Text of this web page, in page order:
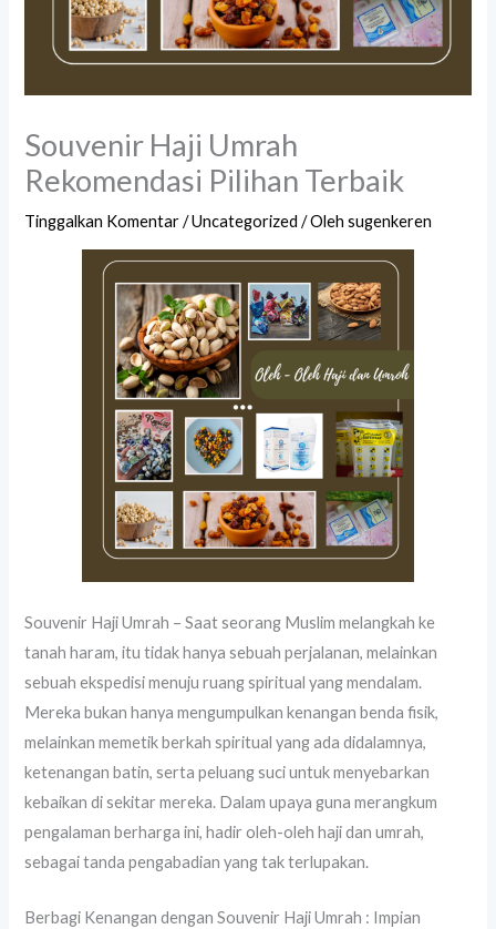
Souvenir Haji Umrah
Rekomendasi Pilihan Terbaik
Tinggalkan Komentar /Uncategorized / Olehsugenkeren
Souvenir Haji Umrah – Saat seorang Muslim melangkah ke
tanah haram, itu tidak hanya sebuah perjalanan, melainkan
sebuah ekspedisi menuju ruang spiritual yang mendalam.
Mereka bukan hanya mengumpulkan kenangan benda fisik,
melainkan memetik berkah spiritual yang ada didalamnya,
ketenangan batin, serta peluang suci untuk menyebarkan
kebaikan di sekitar mereka. Dalam upaya guna merangkum
pengalaman berharga ini, hadir oleh-oleh haji dan umrah,
sebagai tanda pengabadian yang tak terlupakan.
Berbagi Kenangan dengan Souvenir Haji Umrah : Impian